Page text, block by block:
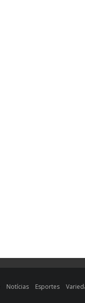
Notícias Esportes